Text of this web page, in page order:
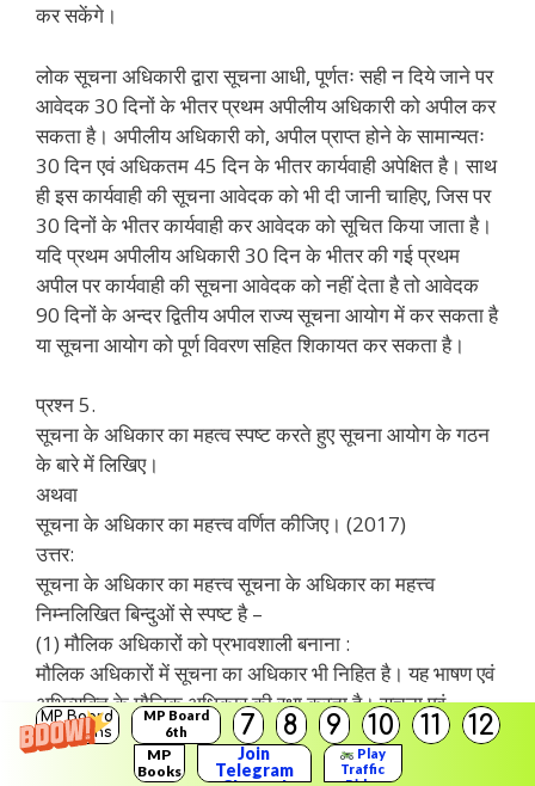
MP Board
Solutions
MP Board
6th
Solutions
7 8 9 10 11 12
MP
Books
Join
Telegram
Play
Traffic
कर सकेंगे।
लोक सूचना अधिकारी द्वारा सूचना आधी, पूर्णतः सही न दिये जाने पर
आवेदक 30 दिनों के भीतर प्रथम अपीलीय अधिकारी को अपील कर
सकता है। अपीलीय अधिकारी को, अपील प्राप्त होने के सामान्यतः
30 दिन एवं अधिकतम 45 दिन के भीतर कार्यवाही अपेक्षित है। साथ
ही इस कार्यवाही की सूचना आवेदक को भी दी जानी चाहिए, जिस पर
30 दिनों के भीतर कार्यवाही कर आवेदक को सूचित किया जाता है।
यदि प्रथम अपीलीय अधिकारी 30 दिन के भीतर की गई प्रथम
अपील पर कार्यवाही की सूचना आवेदक को नहीं देता है तो आवेदक
90 दिनों के अन्दर द्वितीय अपील राज्य सूचना आयोग में कर सकता है
या सूचना आयोग को पूर्ण विवरण सहित शिकायत कर सकता है।
प्रश्न 5.
सूचना के अधिकार का महत्व स्पष्ट करते हुए सूचना आयोग के गठन
के बारे में लिखिए।
अथवा
सूचना के अधिकार का महत्त्व वर्णित कीजिए। (2017)
उत्तर:
सूचना के अधिकार का महत्त्व सूचना के अधिकार का महत्त्व
निम्नलिखित बिन्दुओं से स्पष्ट है –
(1) मौलिक अधिकारों को प्रभावशाली बनाना :
मौलिक अधिकारों में सूचना का अधिकार भी निहित है। यह भाषण एवं
अभिव्यक्ति के मौलिक अधिकार की रक्षा करता है। सूचना एवं
जानकारी के अभाव में किसी भी व्यक्ति को सार्थक ढंग से अपनी राय
अभिव्यक्त करना सम्भव नहीं है। सर्वोच्च न्यायालय ने इसे संविधान